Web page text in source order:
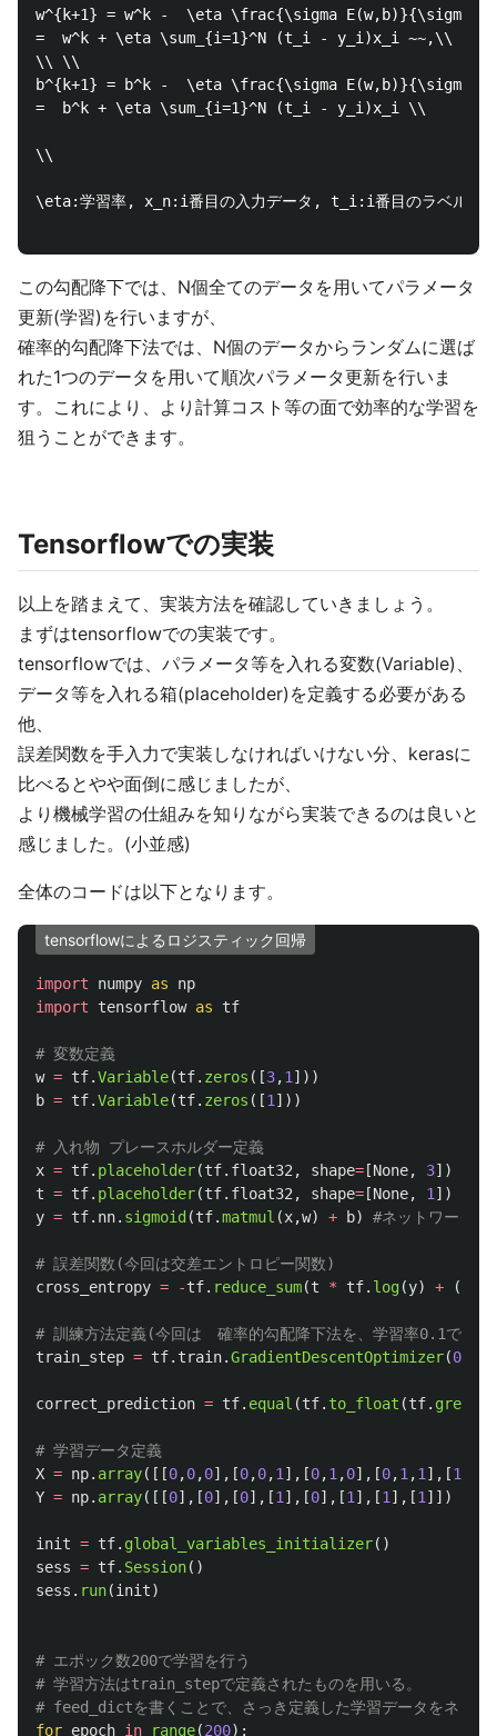
w^{k+1} = w^k -  \eta \frac{\sigma E(w,b)}{\sigma
=  w^k + \eta \sum_{i=1}^N (t_i - y_i)x_i ~~,\\
\\ \\
b^{k+1} = b^k -  \eta \frac{\sigma E(w,b)}{\sigma
=  b^k + \eta \sum_{i=1}^N (t_i - y_i)x_i \\
\\
\eta:学習率, x_n:i番目の入力データ, t_i:i番目のラベル,
この勾配降下では、N個全てのデータを用いてパラメータ
更新(学習)を行いますが、
確率的勾配降下法では、N個のデータからランダムに選ば
れた1つのデータを用いて順次パラメータ更新を行いま
す。これにより、より計算コスト等の面で効率的な学習を
狙うことができます。
Tensorflowでの実装
以上を踏まえて、実装方法を確認していきましょう。
まずはtensorflowでの実装です。
tensorflowでは、パラメータ等を入れる変数(Variable)、
データ等を入れる箱(placeholder)を定義する必要がある
他、
誤差関数を手入力で実装しなければいけない分、kerasに
比べるとやや面倒に感じましたが、
より機械学習の仕組みを知りながら実装できるのは良いと
感じました。(小並感)
全体のコードは以下となります。
tensorflowによるロジスティック回帰
import numpy as
np
import
tensorflow as tf
w = tf.Variable(tf. zeros ([3,1]))
b = tf.Variable(tf. zeros ([1]))
x = tf. placeholder(tf. float32, shape= [None, 3])
t = tf. placeholder(tf. float32, shape= [None, 1])
y = tf. nn. sigmoid (tf.matmul (x,w) + b)
cross_entropy = -tf. reduce_sum(t * tf. log(y) + (
train_step = tf. train.GradientDescentOptimizer(0.1
correct_prediction = tf. equal (tf. to_float (tf. greater
X = np. array([[0,0,0],[0,0,1],[0,1,0],[0,1,1],[1
Y = np. array([[0],[0],[0],[1],[0],[1],[1],[1]])
init = tf. global_variables_initializer()
sess = tf. Session()
sess . run(init)
# エポック数200で学習を行う
# 学習方法はtrain_stepで定義されたものを用いる。
for epoch in range(200):